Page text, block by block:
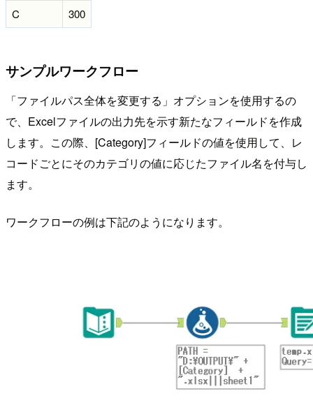
C
300
サンプルワークフロー
「ファイルパス全体を変更する」オプションを使用するの
で、Excelファイルの出力先を示す新たなフィールドを作成
します。この際、[Category]フィールドの値を使用して、レ
コードごとにそのカテゴリの値に応じたファイル名を付与し
ます。
ワークフローの例は下記のようになります。